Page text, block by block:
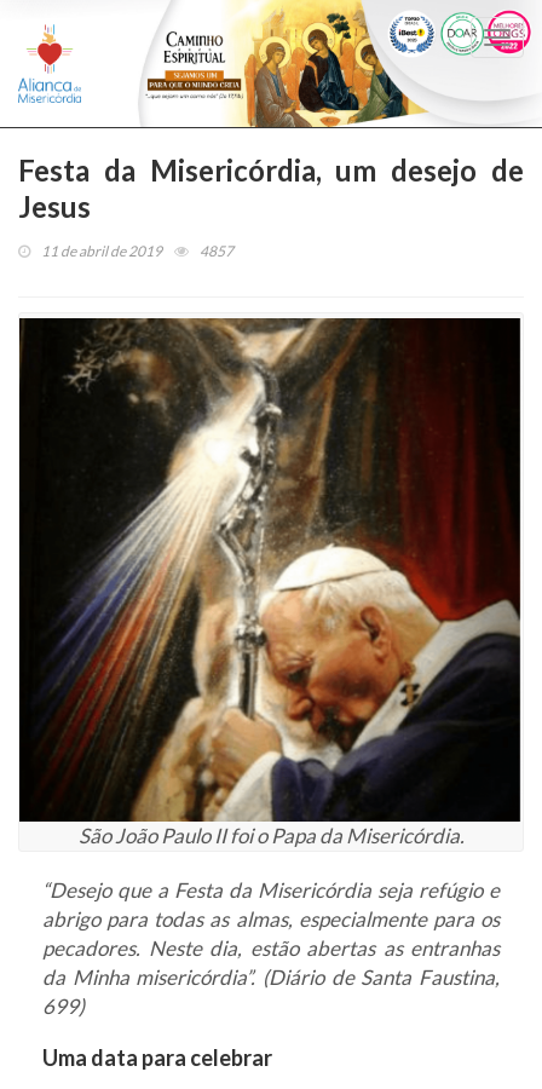
Festa da Misericórdia, um desejo de
Jesus
11 de abril de 2019 4857
São João Paulo II foi o Papa da Misericórdia.
“Desejo que a Festa da Misericórdia seja refúgio e
abrigo para todas as almas, especialmente para os
pecadores. Neste dia, estão abertas as entranhas
da Minha misericórdia”. (Diário de Santa Faustina,
699)
Uma data para celebrar